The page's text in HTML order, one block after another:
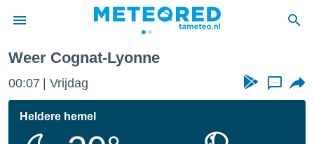
door
verstrekte
Weer Cognat-Lyonne
00:07 Vrijdag ...
Heldere hemel